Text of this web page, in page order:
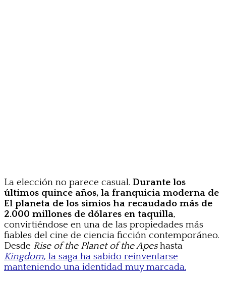
La elección no parece casual. Durante los
últimos quince años, la franquicia moderna de
El planeta de los simios ha recaudado más de
2.000 millones de dólares en taquilla,
convirtiéndose en una de las propiedades más
fiables del cine de ciencia ficción contemporáneo.
Desde Rise of the Planet of the Apeshasta
Kingdom, la saga ha sabido reinventarse
manteniendo una identidad muy marcada.